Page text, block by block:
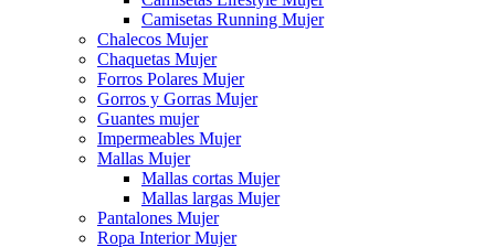
Camisetas Running Mujer
Chalecos Mujer
Chaquetas Mujer
Forros Polares Mujer
Gorros y Gorras Mujer
Guantes mujer
Impermeables Mujer
Mallas Mujer
Mallas cortas Mujer
Mallas largas Mujer
Pantalones Mujer
Ropa Interior Mujer